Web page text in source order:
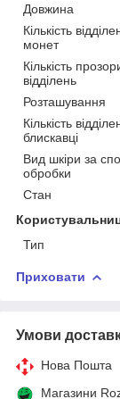
Довжина
Кількість
монет
Кількість
відділень
Розташування
Кількість
блискавці
Вид шкіри за
обробки
Стан
Тип
Приховати
Умови
Нова Пошта
Магазини